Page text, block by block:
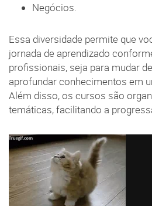
Negócios.
Essa diversidade permite que
jornada de aprendizado
profissionais, seja para mudar
aprofundar conhecimentos em
Além disso, os cursos são
temáticas, facilitando a